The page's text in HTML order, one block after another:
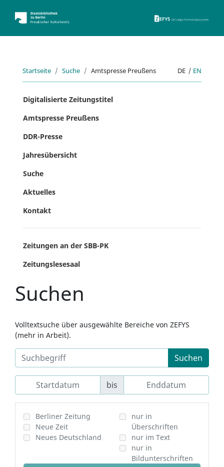
Startseite Suche Amtspresse Preußens DE | EN
Digitalisierte Zeitungstitel
Amtspresse Preußens
DDR-Presse
Jahresübersicht
Suche
Aktuelles
Kontakt
Zeitungen an der SBB-PK
Zeitungslesesaal
Suchen
Volltextsuche über ausgewählte Bereiche von ZEFYS
(mehr in Arbeit).
Suchen
bis
Berliner Zeitung
Neue Zeit
Neues Deutschland
nur in
Überschriften
nur im Text
nur in
Bildunterschriften